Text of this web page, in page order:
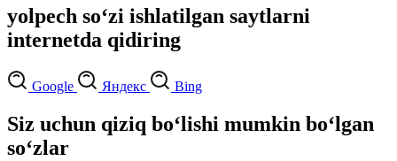
yolpech so‘zi ishlatilgan saytlarni
internetda qidiring
Google Яндекс Bing
Siz uchun qiziq bo‘lishi mumkin bo‘lgan
so‘zlar